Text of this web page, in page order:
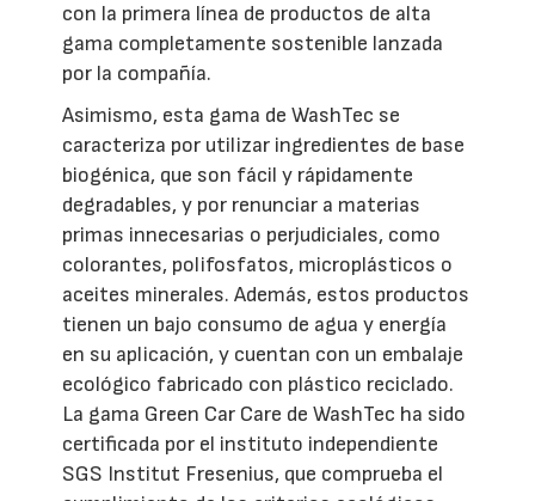
con la primera línea de productos de alta
gama completamente sostenible lanzada
por la compañía.
Asimismo, esta gama de WashTec se
caracteriza por utilizar ingredientes de base
biogénica, que son fácil y rápidamente
degradables, y por renunciar a materias
primas innecesarias o perjudiciales, como
colorantes, polifosfatos, microplásticos o
aceites minerales. Además, estos productos
tienen un bajo consumo de agua y energía
en su aplicación, y cuentan con un embalaje
ecológico fabricado con plástico reciclado.
La gama Green Car Care de WashTec ha sido
certificada por el instituto independiente
SGS Institut Fresenius, que comprueba el